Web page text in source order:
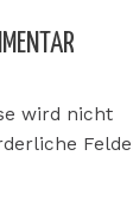
wird nicht